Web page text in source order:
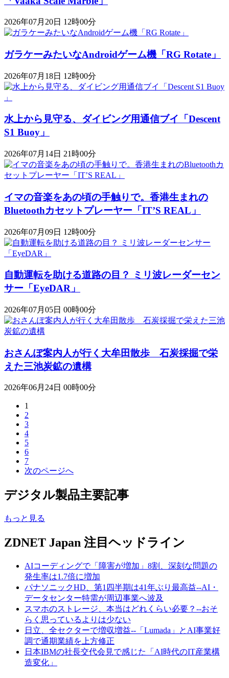
2026年07月20日 12時00分
ガラケーみたいなAndroidゲーム機「RG Rotate」
2026年07月18日 12時00分
水上から見守る、ダイビング用通信ブイ「Descent
S1 Buoy​​」
2026年07月14日 21時00分
イマの音楽をあの頃の手触りで。香港生まれの
Bluetoothカセットプレーヤー「IT’S REAL」
2026年07月09日 12時00分
自動運転を助ける道路の目？ ミリ波レーダーセン
サー「EyeDAR」
2026年07月05日 00時00分
おさんぽ案内人が行く大牟田散歩 石炭採掘で栄
えた三池炭鉱の遺構
2026年06月24日 00時00分
1
2
3
4
5
6
7
次のページへ
デジタル製品主要記事
もっと見る
ZDNET Japan 注目ヘッドライン
AIコーディングで「障害が増加」8割、深刻な問題の
発生率は1.7倍に増加
パナソニックHD、第1四半期は41年ぶり最高益--AI・
データセンター特需が周辺事業へ波及
スマホのストレージ、本当はどれくらい必要？--おそ
らく思っているよりは少ない
日立、全セクターで増収増益--「Lumada」とAI事業好
調で通期業績を上方修正
日本IBMの社長交代会見で感じた「AI時代のIT産業構
造変化」